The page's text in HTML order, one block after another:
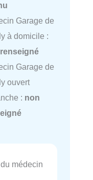
Garage de
à domicile :
Garage de
ouvert
: non
médecin